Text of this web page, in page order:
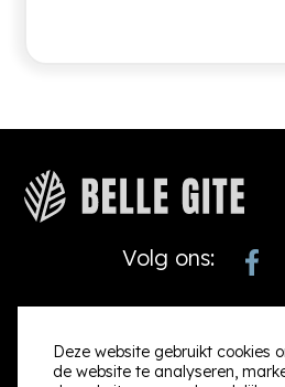
Volg ons:
Contact
Deze website gebruikt cookies
de website te analyseren,